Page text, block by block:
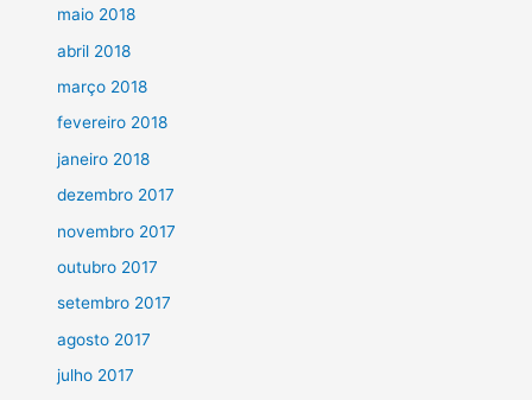
maio 2018
abril 2018
março 2018
fevereiro 2018
janeiro 2018
dezembro 2017
novembro 2017
outubro 2017
setembro 2017
agosto 2017
julho 2017